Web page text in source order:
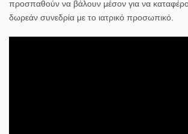
προσπαθούν να βάλουν μέσον για να
δωρεάν συνεδρία με το ιατρικό προσωπικό.